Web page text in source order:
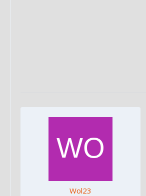
Wol23